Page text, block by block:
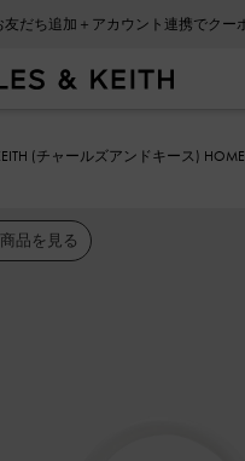
(チャールズアンドキース) HOME
品を見る